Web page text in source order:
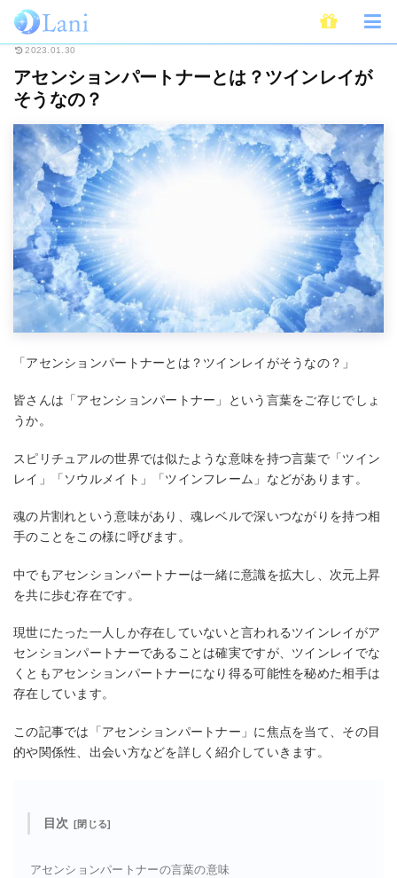
ホーム スピリチュアル アセンションパートナーとは？ツインレイがそう
2023.01.30
アセンションパートナーとは？ツインレイが
そうなの？
「アセンションパートナーとは？ツインレイがそうなの？」
皆さんは「アセンションパートナー」という言葉をご存じでしょ
うか。
スピリチュアルの世界では似たような意味を持つ言葉で「ツイン
レイ」「ソウルメイト」「ツインフレーム」などがあります。
魂の片割れという意味があり、魂レベルで深いつながりを持つ相
手のことをこの様に呼びます。
中でもアセンションパートナーは一緒に意識を拡大し、次元上昇
を共に歩む存在です。
現世にたった一人しか存在していないと言われるツインレイがア
センションパートナーであることは確実ですが、ツインレイでな
くともアセンションパートナーになり得る可能性を秘めた相手は
存在しています。
この記事では「アセンションパートナー」に焦点を当て、その目
的や関係性、出会い方などを詳しく紹介していきます。
目次
アセンションパートナーの言葉の意味